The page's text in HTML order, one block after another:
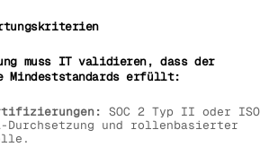
muss IT validieren, dass der
Mindeststandards erfüllt:
SOC 2 Typ II oder ISO
Durchsetzung und rollenbasierter